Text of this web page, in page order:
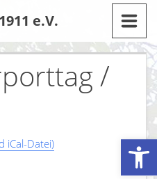
Werkzeugleiste öffnen
e.V.
/
iCal-Datei)